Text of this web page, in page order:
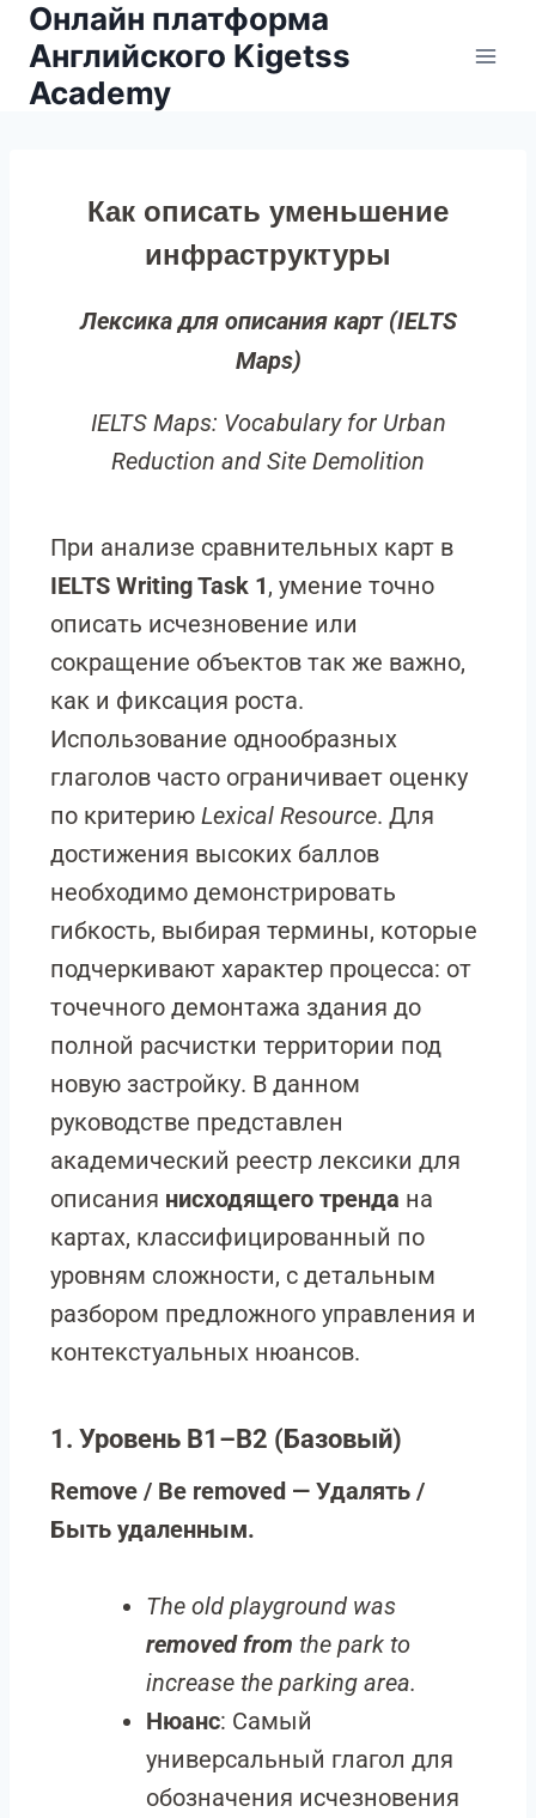
Онлайн платформа
Английского Kigetss
Academy
Как описать уменьшение
инфраструктуры
Лексика для описания карт (IELTS
Maps)
IELTS Maps: Vocabulary for Urban
Reduction and Site Demolition
При анализе сравнительных карт в
IELTS Writing Task 1, умение точно
описать исчезновение или
сокращение объектов так же важно,
как и фиксация роста.
Использование однообразных
глаголов часто ограничивает оценку
по критерию Lexical Resource. Для
достижения высоких баллов
необходимо демонстрировать
гибкость, выбирая термины, которые
подчеркивают характер процесса: от
точечного демонтажа здания до
полной расчистки территории под
новую застройку. В данном
руководстве представлен
академический реестр лексики для
описания нисходящего тренда на
картах, классифицированный по
уровням сложности, с детальным
разбором предложного управления и
контекстуальных нюансов.
1. Уровень B1–B2 (Базовый)
Remove / Be removed — Удалять /
Быть удаленным.
The old playground was
removed from the park to
increase the parking area.
Нюанс: Самый
универсальный глагол для
обозначения исчезновения